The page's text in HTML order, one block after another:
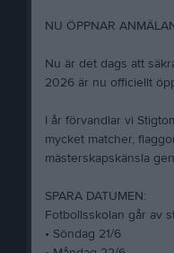
NU ÖPPNAR
Nu är det dags att
2026 är nu officiellt
I år förvandlar vi
mycket matcher,
mästerskapskänsla
SPARA DATUMEN:
Fotbollsskolan går av
• Söndag 21/6